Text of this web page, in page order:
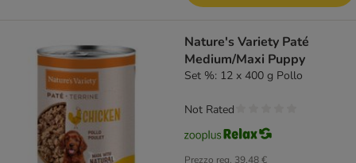
Nature's Variety Paté
Medium/Maxi Puppy
Set %: 12 x 400 g Pollo
Prezzo reg. 39,48 €
Not Rated